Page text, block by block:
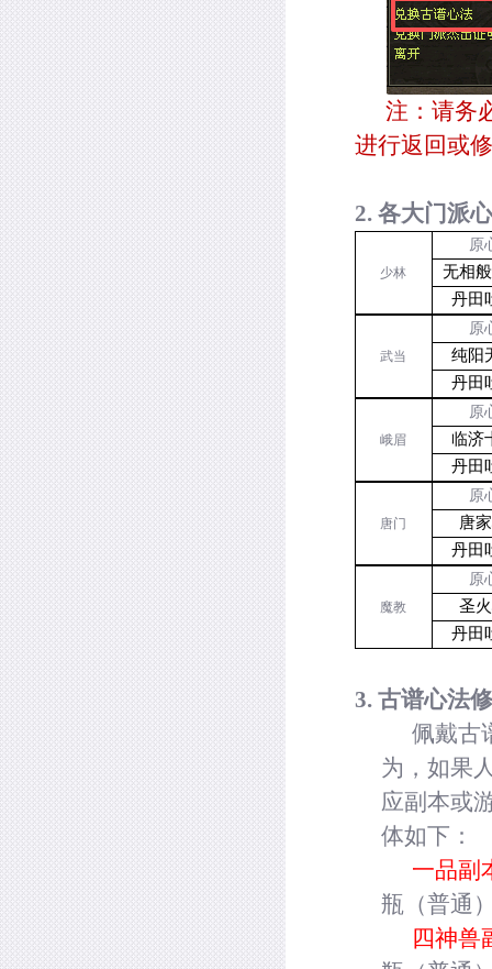
注：请务
进行返回或
2. 各大门派
少林
原
无相
丹田
武当
原
纯阳
丹田
峨眉
原
临济
丹田
唐门
原
唐
丹田
魔教
原
圣
丹田
3. 古谱心法
佩戴古
为，如果
应副本或
体如下：
一品副
瓶（普通
四神兽